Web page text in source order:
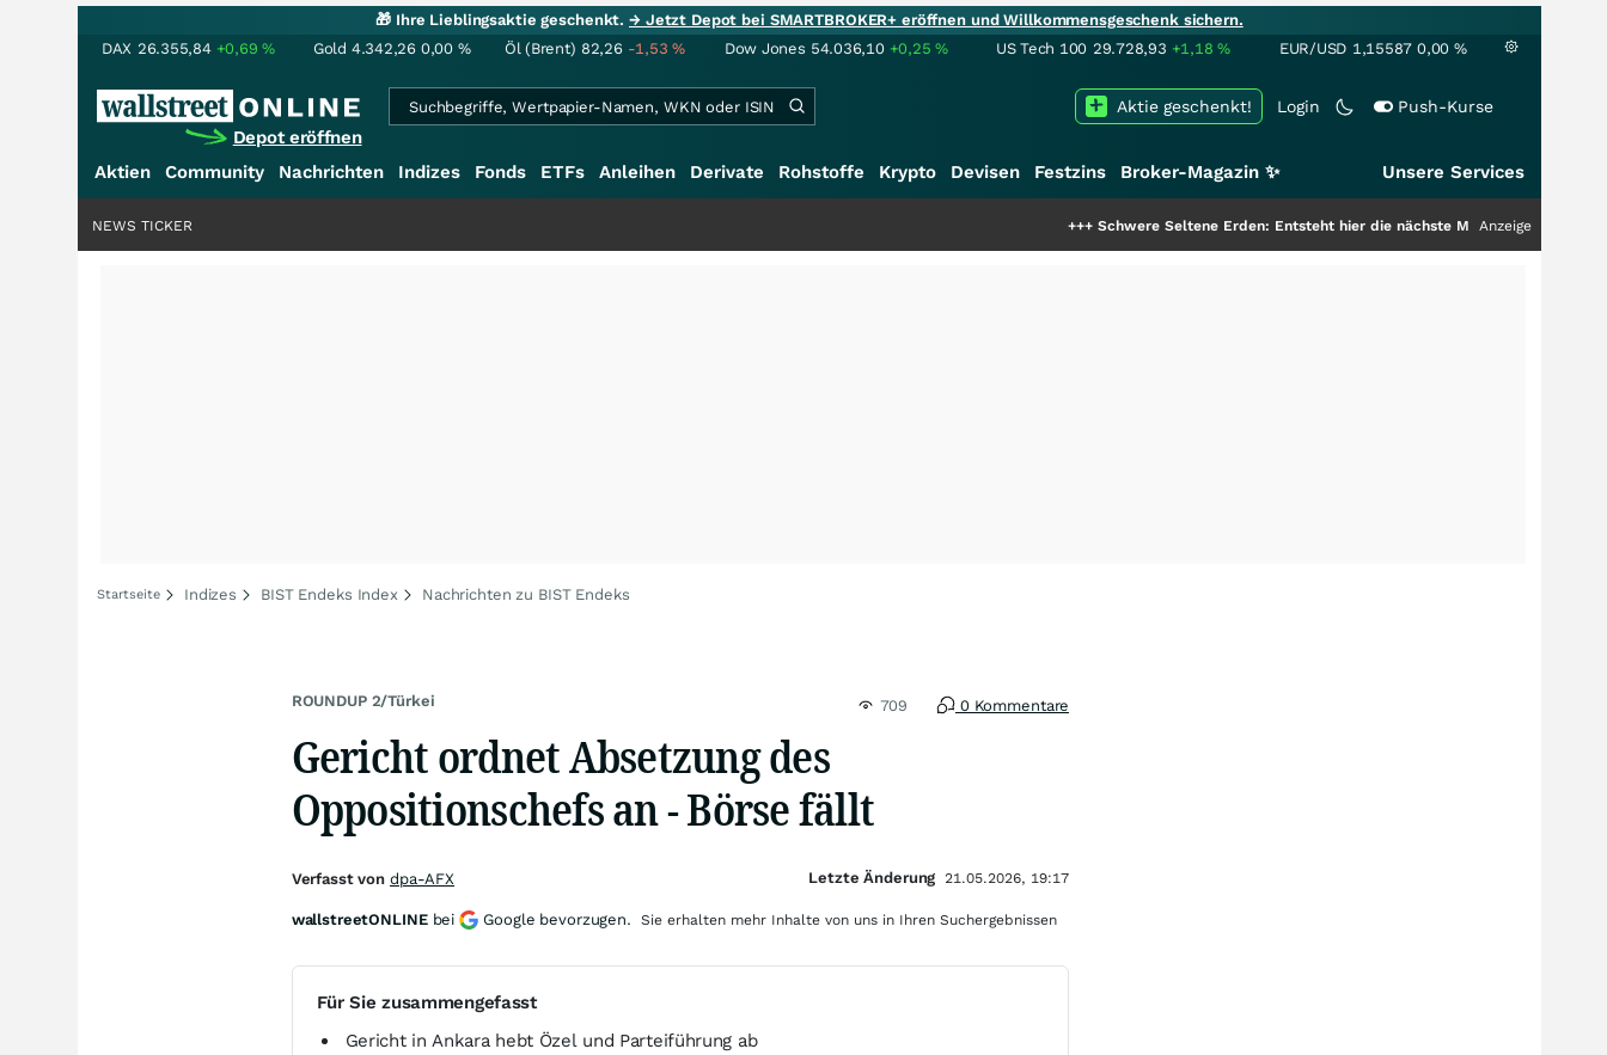
🎁 Ihre Lieblingsaktie geschenkt.→ Jetzt Depot bei SMARTBROKER+ eröffnen und Willkommensgeschenk sichern.
DAX 26.355,84 +0,69% Gold 4.342,26 0,00 % Öl (Brent) 82,26 -1,53% Dow Jones 54.036,10 +0,25% US Tech 100 29.728,93 +1,18% EUR/USD 1,15587 0,00 %
Depot eröffnen
Login Push-Kurse
Aktie geschenkt!
Aktien Community Nachrichten Indizes Fonds ETFs Anleihen Derivate Rohstoffe Krypto Devisen Festzins Broker-Magazin ✨ Unsere Services
Schwere Seltene Erden: Entsteht hier die nächste Milliardenstory?+++Anzeige
NEWS TICKER
Startseite Indizes BIST Endeks Index Nachrichten zu BIST Endeks
ROUNDUP 2/Türkei 709 0 Kommentare
Gericht ordnet Absetzung des
Oppositionschefs an - Börse fällt
Für Sie zusammengefasst
Gericht in Ankara hebt Özel und Parteiführung ab
Verfasst von dpa-AFX Letzte Änderung 21.05.2026, 19:17
wallstreetONLINE bei Google bevorzugen. Sie erhalten mehr Inhalte von uns in Ihren Suchergebnissen